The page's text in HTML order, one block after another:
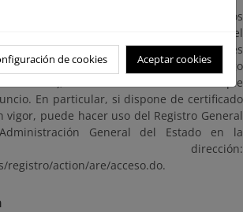
se presentarán según los
en la Ley 39/2015, de 1 de octubre, del
Común de las Administraciones
Demarcación de Costas en Murcia (código
citando las referencias que
En particular, si dispone de certificado
vigor, puede hacer uso del Registro General
General del Estado en la
dirección:
registro/action/are/acceso.do.
de cookies Aceptar cookies